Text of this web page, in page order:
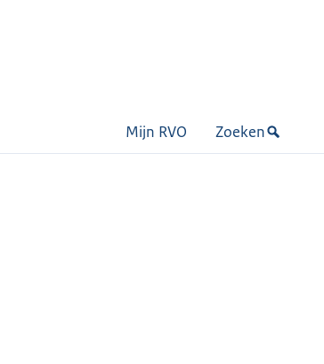
Mijn RVO Zoeken